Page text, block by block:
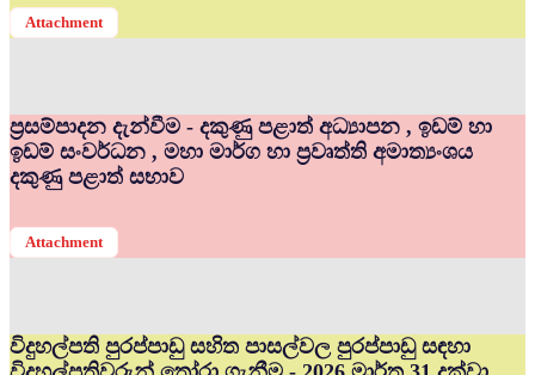
Attachment
ප්‍රසම්පාදන දැන්වීම - දකුණු පළාත් අධ්‍යාපන , ඉඩම් හා
ඉඩම් සංවර්ධන , මහා මාර්ග හා ප්‍රවෘත්ති අමාත්‍යංශය
දකුණු පළාත් සභාව
Attachment
විදුහල්පති පුරප්පාඩු සහිත පාසල්වල පුරප්පාඩු සඳහා